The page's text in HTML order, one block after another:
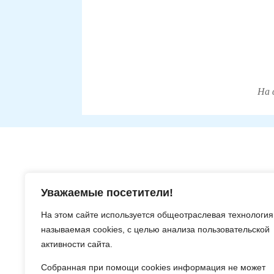
Уважаемые посетители!
На этом сайте используется общеотраслевая
называемая cookies , с целью анализа пользовательской
активности сайта.
Собранная при помощи cookies информация не может
На
Версия сайта для слабовидящих